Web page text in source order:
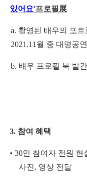
있어요'프로필 展
a. 촬영된 배우의 포
2021.11 월 중 대명공
b. 배우 프로필 북 발간
3. 참여 혜택
• 30인 참여자 전원 현
사진, 영상 전달